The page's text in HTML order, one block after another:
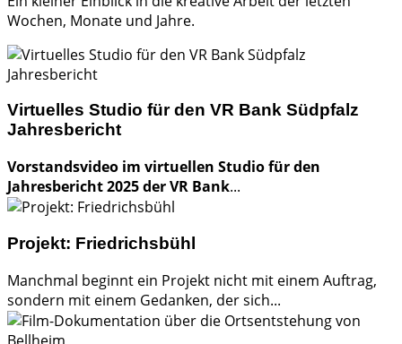
Wochen, Monate und Jahre.
Virtuelles Studio für den VR Bank Südpfalz
Jahresbericht
Vorstandsvideo im virtuellen Studio für den
Jahresbericht 2025 der VR Bank...
Projekt: Friedrichsbühl
Manchmal beginnt ein Projekt nicht mit einem Auftrag,
sondern mit einem Gedanken, der sich...